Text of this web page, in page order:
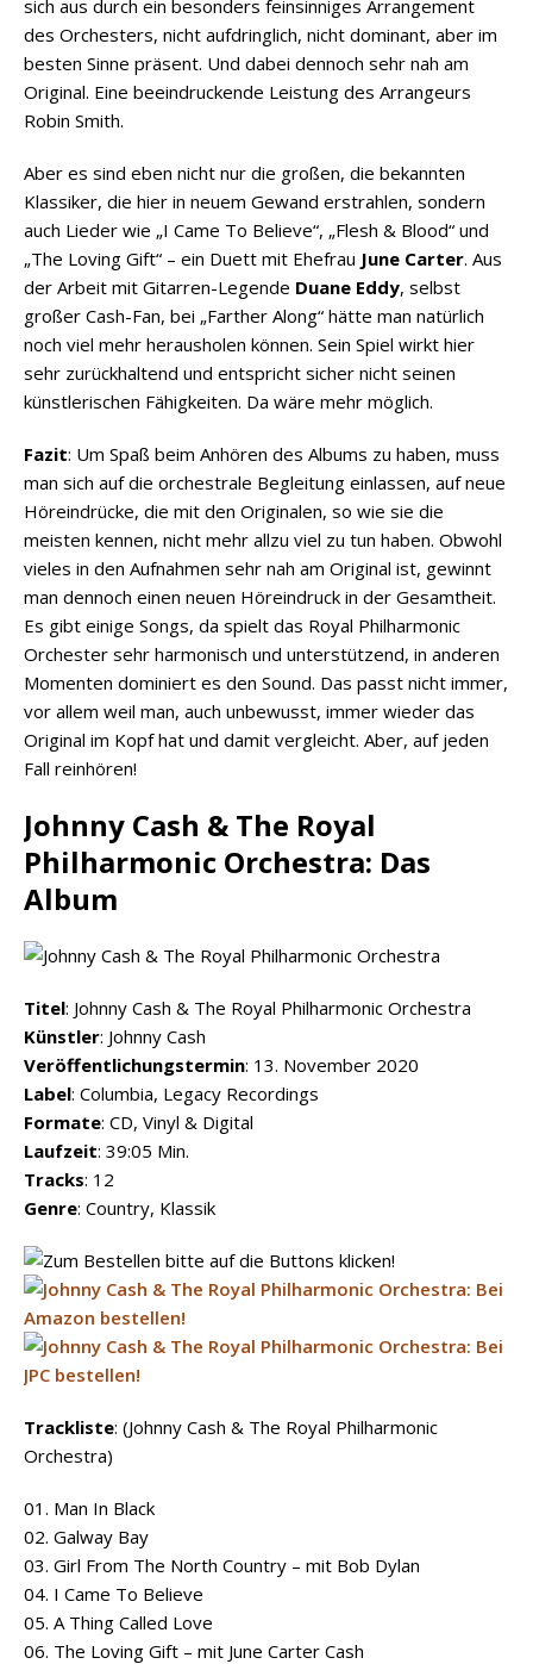
sich aus durch ein besonders feinsinniges Arrangement
des Orchesters, nicht aufdringlich, nicht dominant, aber im
besten Sinne präsent. Und dabei dennoch sehr nah am
Original. Eine beeindruckende Leistung des Arrangeurs
Robin Smith.
Aber es sind eben nicht nur die großen, die bekannten
Klassiker, die hier in neuem Gewand erstrahlen, sondern
auch Lieder wie „I Came To Believe“, „Flesh & Blood“ und
„The Loving Gift“ – ein Duett mit Ehefrau June Carter. Aus
der Arbeit mit Gitarren-Legende Duane Eddy, selbst
großer Cash-Fan, bei „Farther Along“ hätte man natürlich
noch viel mehr herausholen können. Sein Spiel wirkt hier
sehr zurückhaltend und entspricht sicher nicht seinen
künstlerischen Fähigkeiten. Da wäre mehr möglich.
Fazit: Um Spaß beim Anhören des Albums zu haben, muss
man sich auf die orchestrale Begleitung einlassen, auf neue
Höreindrücke, die mit den Originalen, so wie sie die
meisten kennen, nicht mehr allzu viel zu tun haben. Obwohl
vieles in den Aufnahmen sehr nah am Original ist, gewinnt
man dennoch einen neuen Höreindruck in der Gesamtheit.
Es gibt einige Songs, da spielt das Royal Philharmonic
Orchester sehr harmonisch und unterstützend, in anderen
Momenten dominiert es den Sound. Das passt nicht immer,
vor allem weil man, auch unbewusst, immer wieder das
Original im Kopf hat und damit vergleicht. Aber, auf jeden
Fall reinhören!
Johnny Cash & The Royal
Philharmonic Orchestra: Das
Album
Titel: Johnny Cash & The Royal Philharmonic Orchestra
Künstler: Johnny Cash
Veröffentlichungstermin: 13. November 2020
Label: Columbia, Legacy Recordings
Formate: CD, Vinyl & Digital
Laufzeit: 39:05 Min.
Tracks: 12
Genre: Country, Klassik
Trackliste: (Johnny Cash & The Royal Philharmonic
Orchestra)
01. Man In Black
02. Galway Bay
03. Girl From The North Country – mit Bob Dylan
04. I Came To Believe
05. A Thing Called Love
06. The Loving Gift – mit June Carter Cash